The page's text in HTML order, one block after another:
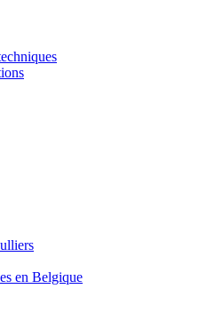
en Belgique